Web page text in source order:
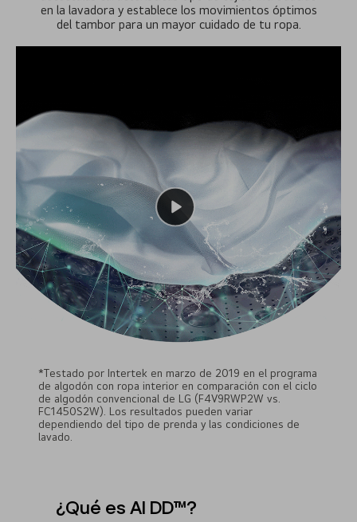
en la lavadora y establece los movimientos óptimos
del tambor para un mayor cuidado de tu ropa.
*Testado por Intertek en marzo de 2019 en el programa
de algodón con ropa interior en comparación con el ciclo
de algodón convencional de LG (F4V9RWP2W vs.
FC1450S2W). Los resultados pueden variar
dependiendo del tipo de prenda y las condiciones de
lavado.
¿Qué es AI DD™?